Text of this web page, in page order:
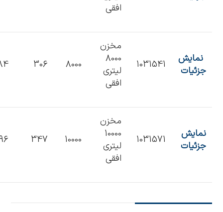
افقی
نمایش
جزئیات
1031541
مخزن
8000
لیتری
افقی
8000
306
نمایش
جزئیات
1031571
مخزن
10000
لیتری
افقی
10000
347